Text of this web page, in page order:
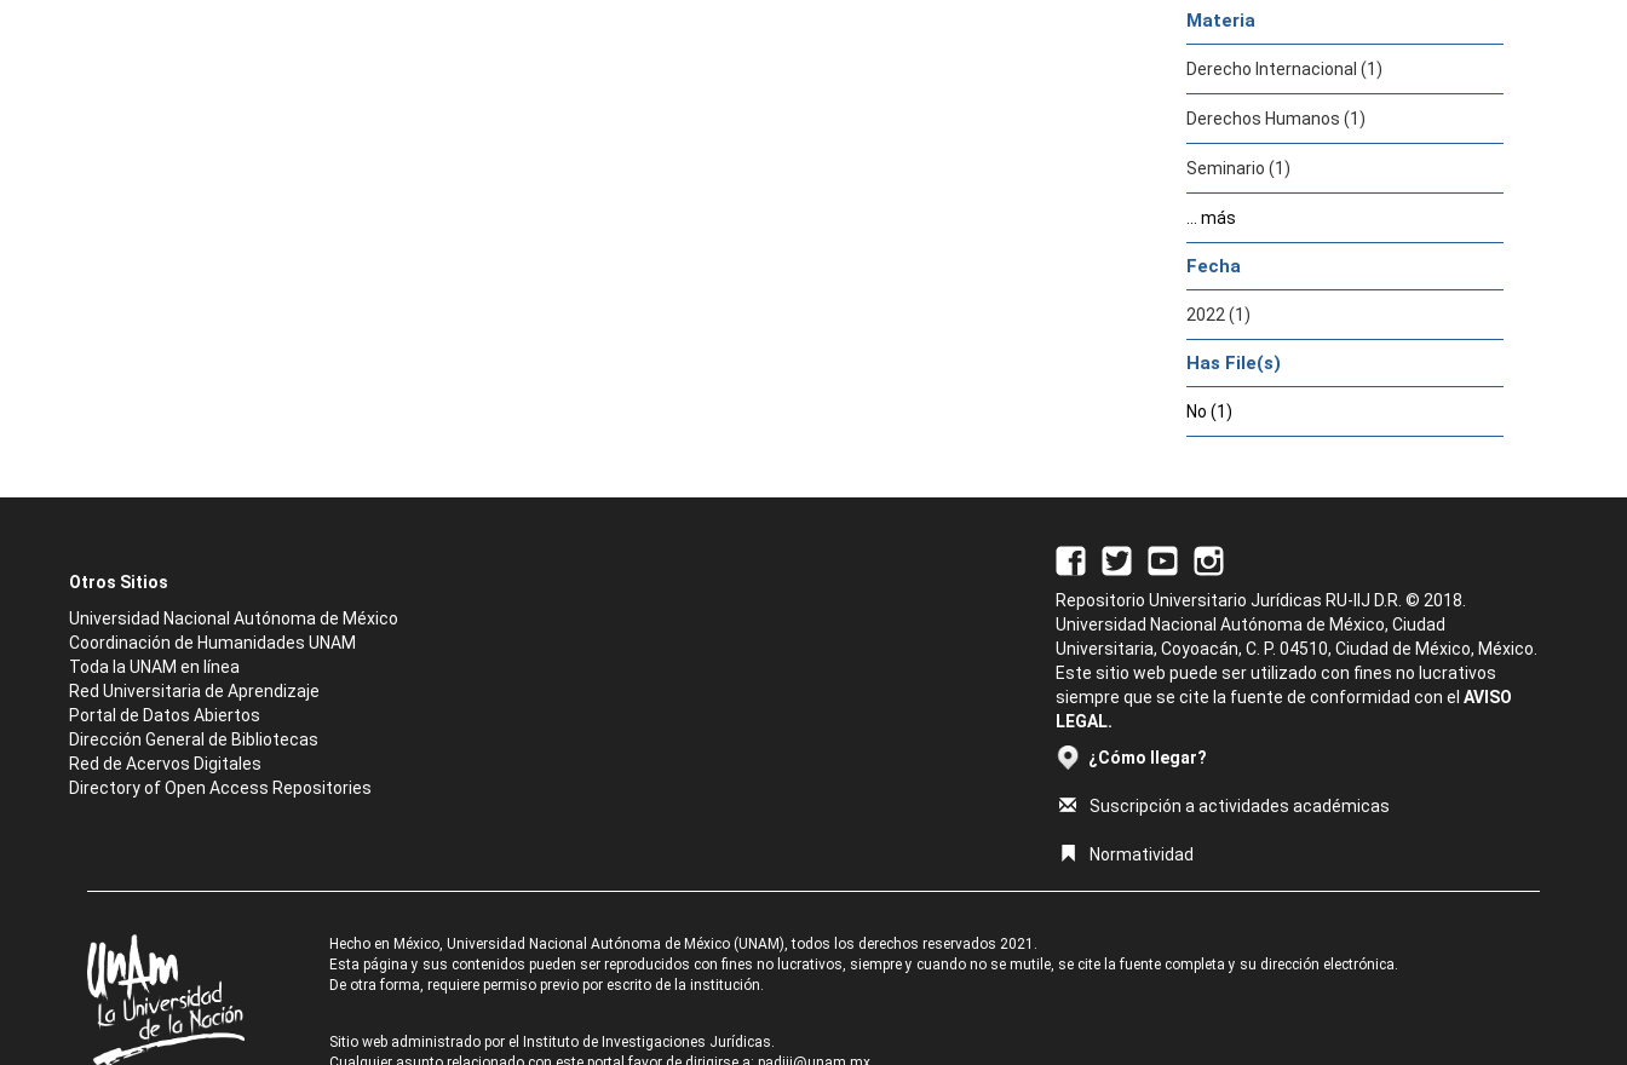
Materia
Derecho Internacional (1)
Derechos Humanos (1)
Seminario (1)
... más
Fecha
2022 (1)
Has File(s)
No (1)
Otros Sitios
Universidad Nacional Autónoma de México
Coordinación de Humanidades UNAM
Toda la UNAM en línea
Red Universitaria de Aprendizaje
Portal de Datos Abiertos
Dirección General de Bibliotecas
Red de Acervos Digitales
Directory of Open Access Repositories
Repositorio Universitario Jurídicas RU-IIJ D.R. © 2018.
Universidad Nacional Autónoma de México, Ciudad
Universitaria, Coyoacán, C. P. 04510, Ciudad de México, México.
Este sitio web puede ser utilizado con fines no lucrativos
siempre que se cite la fuente de conformidad con el AVISO
LEGAL.
¿Cómo llegar?
Suscripción a actividades académicas
Normatividad
Hecho en México, Universidad Nacional Autónoma de México (UNAM), todos los derechos reservados 2021.
Esta página y sus contenidos pueden ser reproducidos con fines no lucrativos, siempre y cuando no se mutile, se cite la fuente completa y su dirección electrónica.
De otra forma, requiere permiso previo por escrito de la institución.
Sitio web administrado por el Instituto de Investigaciones Jurídicas.